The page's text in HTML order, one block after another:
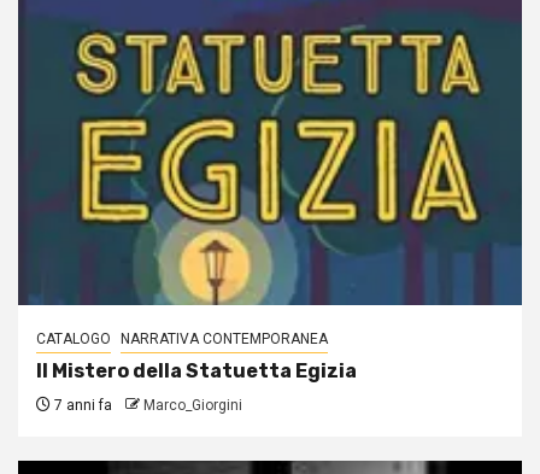
CATALOGO NARRATIVA CONTEMPORANEA
Il Mistero della Statuetta Egizia
7 anni fa Marco_Giorgini